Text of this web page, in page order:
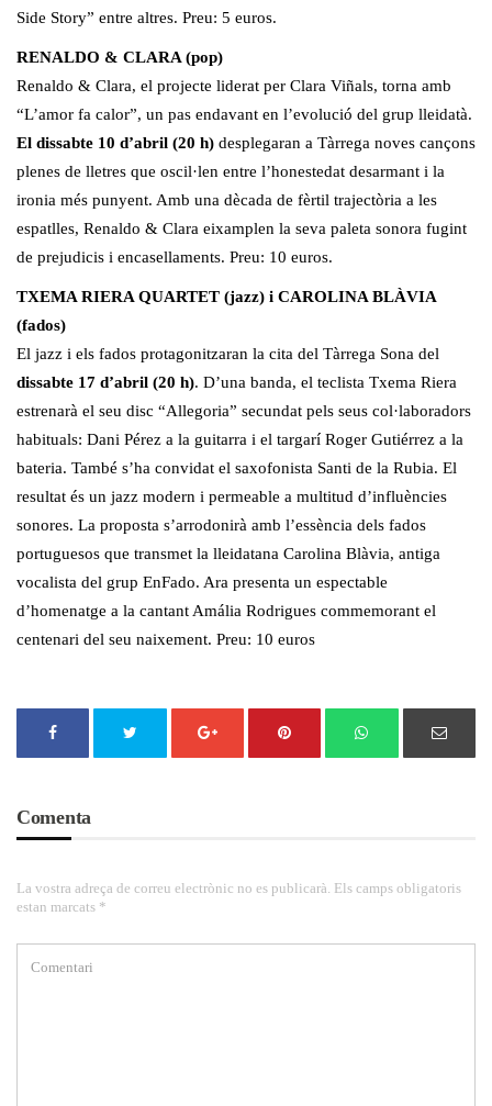
Side Story” entre altres. Preu: 5 euros.
RENALDO & CLARA (pop)
Renaldo & Clara, el projecte liderat per Clara Viñals, torna amb
“L’amor fa calor”, un pas endavant en l’evolució del grup lleidatà.
El dissabte 10 d’abril (20 h) desplegaran a Tàrrega noves cançons
plenes de lletres que oscil·len entre l’honestedat desarmant i la
ironia més punyent. Amb una dècada de fèrtil trajectòria a les
espatlles, Renaldo & Clara eixamplen la seva paleta sonora fugint
de prejudicis i encasellaments. Preu: 10 euros.
TXEMA RIERA QUARTET (jazz) i CAROLINA BLÀVIA
(fados)
El jazz i els fados protagonitzaran la cita del Tàrrega Sona del
dissabte 17 d’abril (20 h). D’una banda, el teclista Txema Riera
estrenarà el seu disc “Allegoria” secundat pels seus col·laboradors
habituals: Dani Pérez a la guitarra i el targarí Roger Gutiérrez a la
bateria. També s’ha convidat el saxofonista Santi de la Rubia. El
resultat és un jazz modern i permeable a multitud d’influències
sonores. La proposta s’arrodonirà amb l’essència dels fados
portuguesos que transmet la lleidatana Carolina Blàvia, antiga
vocalista del grup EnFado. Ara presenta un espectable
d’homenatge a la cantant Amália Rodrigues commemorant el
centenari del seu naixement. Preu: 10 euros
Comenta
La vostra adreça de correu electrònic no es publicarà. Els camps obligatoris
estan marcats *